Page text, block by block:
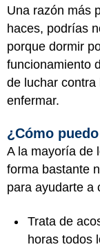
Una razón más
haces, podrías
porque dormir
funcionamiento
de luchar
enfermar.
¿Cómo
A la mayoría de
forma bastante
para ayudarte a
Trata de
horas todos